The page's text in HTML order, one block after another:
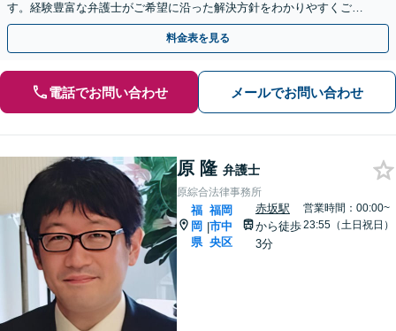
す。経験豊富な弁護士がご希望に沿った解決方針をわかりやすくご提
案します。お気軽にお問合せ下さい。
料金表を見る
電話でお問い合わせ メールでお問い合わせ
原 隆 弁護士
原綜合法律事務所
福
岡
県
|
福岡
市中
央区
赤坂駅
から徒歩
3分
営業時間：00:00~
23:55（土日祝日）